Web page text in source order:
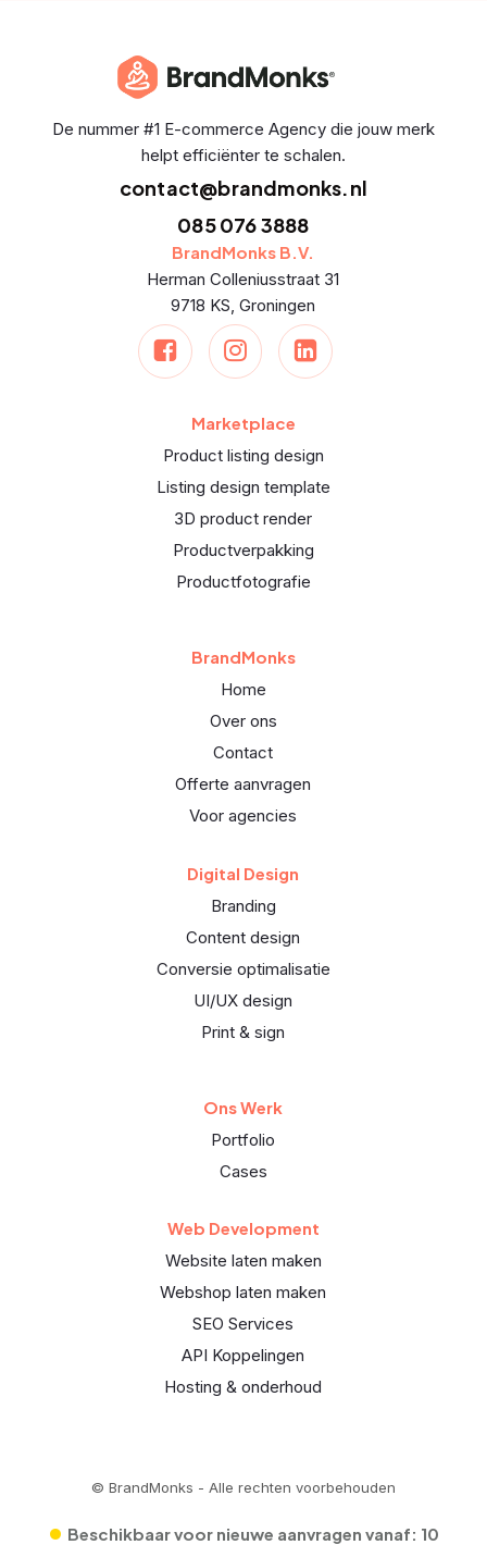
De nummer #1 E-commerce Agency die jouw merk
helpt efficiënter te schalen.
contact@brandmonks.nl
085 076 3888
BrandMonks B.V.
Herman Colleniusstraat 31
9718 KS, Groningen
Marketplace
Product listing design
Listing design template
3D product render
Productverpakking
Productfotografie
BrandMonks
Home
Over ons
Contact
Offerte aanvragen
Voor agencies
Digital Design
Branding
Content design
Conversie optimalisatie
UI/UX design
Print & sign
Ons Werk
Portfolio
Cases
Web Development
Website laten maken
Webshop laten maken
SEO Services
API Koppelingen
Hosting & onderhoud
© BrandMonks - Alle rechten voorbehouden
• Beschikbaar voor nieuwe aanvragen vanaf: 10